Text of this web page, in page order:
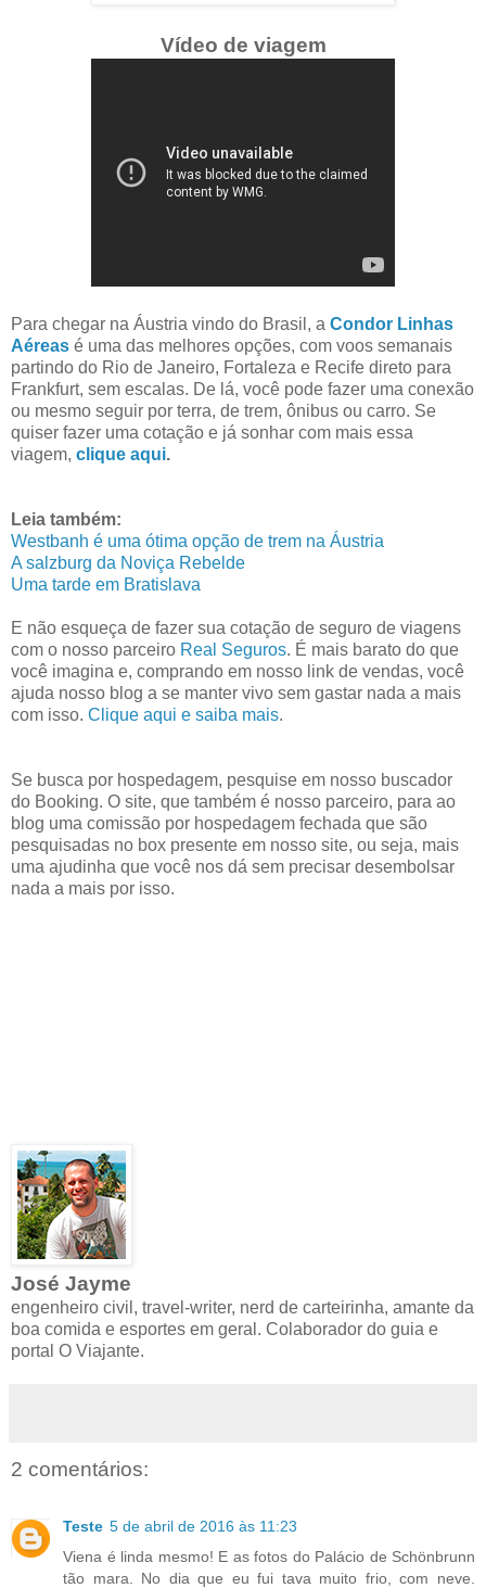
Vídeo de viagem
Para chegar na Áustria vindo do Brasil, a Condor Linhas
Aéreas é uma das melhores opções, com voos semanais
partindo do Rio de Janeiro, Fortaleza e Recife direto para
Frankfurt, sem escalas. De lá, você pode fazer uma conexão
ou mesmo seguir por terra, de trem, ônibus ou carro. Se
quiser fazer uma cotação e já sonhar com mais essa
viagem, clique aqui.
Leia também:
Westbanh é uma ótima opção de trem na Áustria
A salzburg da Noviça Rebelde
Uma tarde em Bratislava
E não esqueça de fazer sua cotação de seguro de viagens
com o nosso parceiro Real Seguros. É mais barato do que
você imagina e, comprando em nosso link de vendas, você
ajuda nosso blog a se manter vivo sem gastar nada a mais
com isso. Clique aqui e saiba mais.
Se busca por hospedagem, pesquise em nosso buscador
do Booking. O site, que também é nosso parceiro, para ao
blog uma comissão por hospedagem fechada que são
pesquisadas no box presente em nosso site, ou seja, mais
uma ajudinha que você nos dá sem precisar desembolsar
nada a mais por isso.
José Jayme
engenheiro civil, travel-writer, nerd de carteirinha, amante da
boa comida e esportes em geral. Colaborador do guia e
portal O Viajante.
2 comentários:
Teste 5 de abril de 2016 às 11:23
Viena é linda mesmo! E as fotos do Palácio de Schönbrunn
tão mara. No dia que eu fui tava muito frio, com neve.